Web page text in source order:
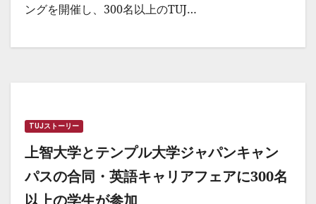
ングを開催し、300名以上のTUJ…
TUJストーリー
上智大学とテンプル大学ジャパンキャン
パスの合同・英語キャリアフェアに300名
以上の学生が参加